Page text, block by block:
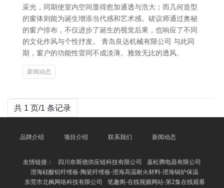
采光，同期使室内空间显得愈加通透与浩大；而几何造型
的窗体则能为诞生增添当代感和艺术感。磋议师通过奥秘
的窗户排布，不仅进步了诞生的视觉后果，也响应了不同
的文化作风与个性抒发。 青岛良达机械有限公司 与此同
期，窗户的功能性雷同不成淡薄。雅致无比的透风、
新闻动态
共 1 页/1 条记录
品牌介绍 项目介绍 联系我们 新闻动态
友情链接： 四川奈斯德供应链科技有限公司
嘉松腾电器有限公司
澄海硅酸铝纤维板-陶瓷纤维板-澄海高温耐火材料-澄海锅炉保温
东莞市北枫网络科技有限公司
笔趣阁-在线视频网站-第2集在线观看